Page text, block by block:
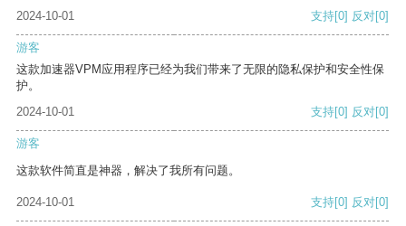
2024-10-01
支持[0] 反对[0]
游客
这款加速器VPM应用程序已经为我们带来了无限的隐私保护和安全性保
护。
2024-10-01
支持[0] 反对[0]
游客
这款软件简直是神器，解决了我所有问题。
2024-10-01 支持[0] 反对[0]